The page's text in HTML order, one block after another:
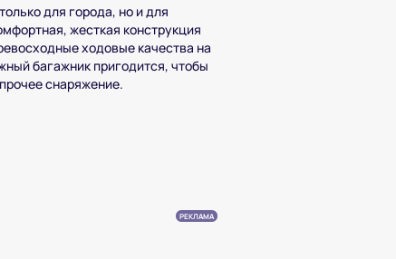
для города, но и для
жесткая конструкция
ходовые качества на
багажник пригодится, чтобы
снаряжение.
РЕКЛАМА